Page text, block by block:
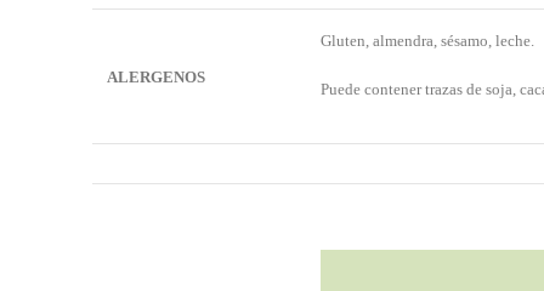
ALERGENOS
Gluten, almendra, sésamo, leche.
Puede contener trazas de soja,